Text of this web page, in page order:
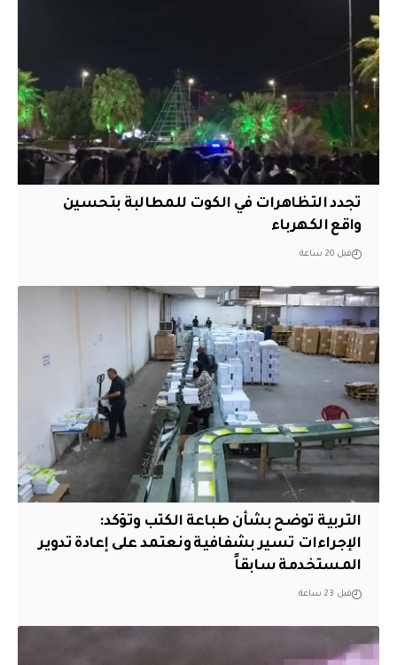
تجدد التظاهرات في الكوت للمطالبة بتحسين
واقع الكهرباء
قبل 20 ساعة
التربية توضح بشأن طباعة الكتب وتؤكد:
الإجراءات تسير بشفافية ونعتمد على إعادة تدوير
المستخدمة سابقاً
قبل 23 ساعة